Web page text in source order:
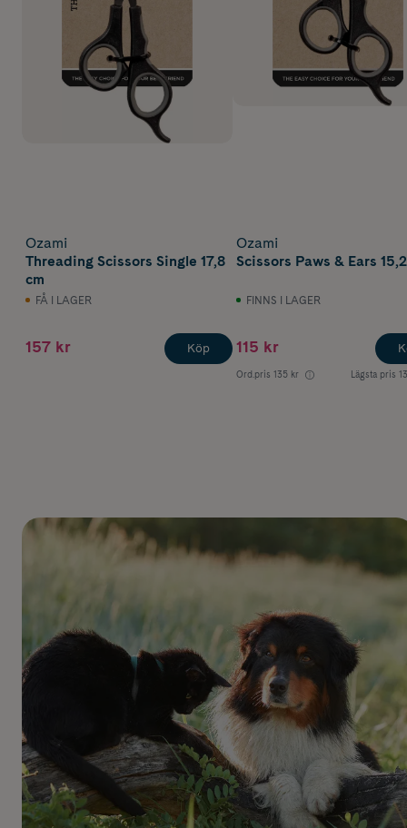
Ozami
Threading Scissors Single 17,8
cm
FÅ I LAGER
157 kr Köp
Ozami
Scissors Paws & Ears
FINNS I LAGER
115 kr
Ord.pris 135 kr Lägsta pris